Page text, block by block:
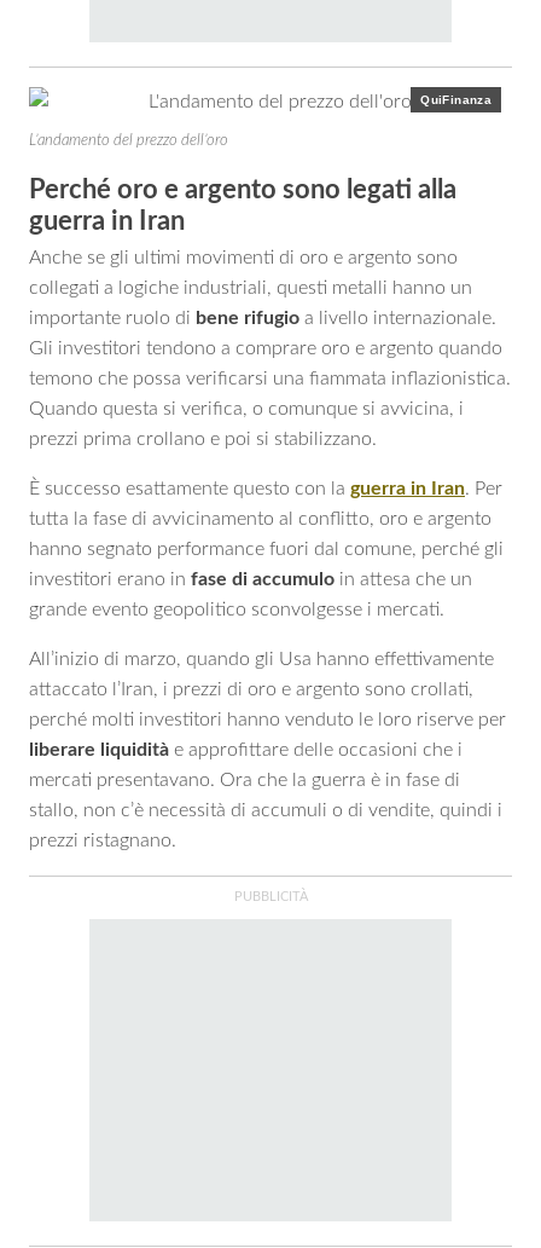
QuiFinanza
L’andamento del prezzo dell’oro
Perché oro e argento sono legati alla
guerra in Iran
Anche se gli ultimi movimenti di oro e argento sono
collegati a logiche industriali, questi metalli hanno un
importante ruolo di bene rifugio a livello internazionale.
Gli investitori tendono a comprare oro e argento quando
temono che possa verificarsi una fiammata inflazionistica.
Quando questa si verifica, o comunque si avvicina, i
prezzi prima crollano e poi si stabilizzano.
È successo esattamente questo con la guerra in Iran. Per
tutta la fase di avvicinamento al conflitto, oro e argento
hanno segnato performance fuori dal comune, perché gli
investitori erano in fase di accumulo in attesa che un
grande evento geopolitico sconvolgesse i mercati.
All’inizio di marzo, quando gli Usa hanno effettivamente
attaccato l’Iran, i prezzi di oro e argento sono crollati,
perché molti investitori hanno venduto le loro riserve per
liberare liquidità e approfittare delle occasioni che i
mercati presentavano. Ora che la guerra è in fase di
stallo, non c’è necessità di accumuli o di vendite, quindi i
prezzi ristagnano.